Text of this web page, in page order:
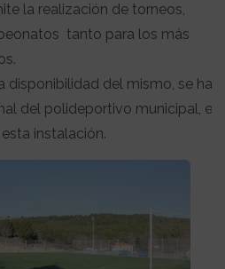
la realización de torneos,
tanto para los más
disponibilidad del mismo, se ha
del polideportivo municipal, en
instalación.